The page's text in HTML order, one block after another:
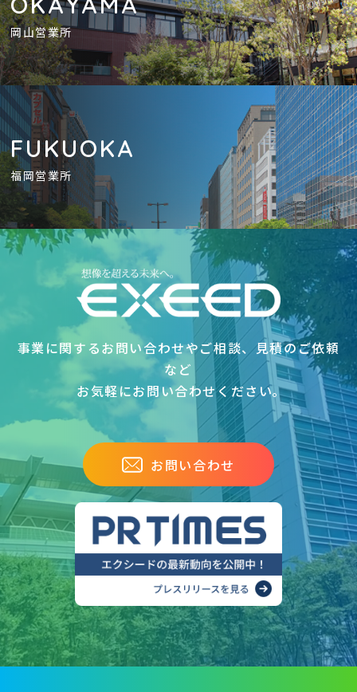
岡山営業所
FUKUOKA
福岡営業所
事業に関するお問い合わせやご相談、見積のご依頼
など
お気軽にお問い合わせください｡
お問い合わせ